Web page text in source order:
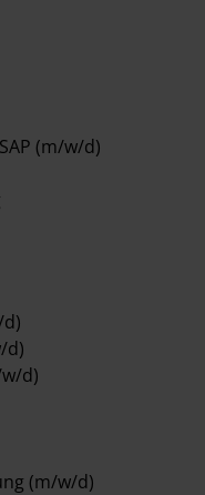
(m/w/d)
d)
d)
(m/w/d)